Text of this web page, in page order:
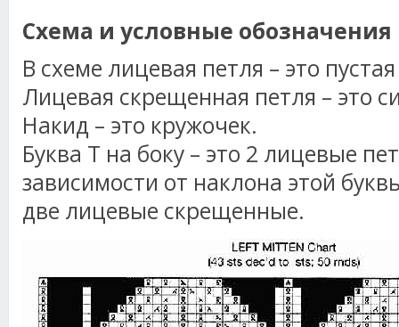
Схема и условные обозначения
В схеме лицевая петля – это
Лицевая скрещенная петля – это
Накид – это кружочек.
Буква Т на боку – это 2 лицевые
зависимости от наклона этой
две лицевые скрещенные.